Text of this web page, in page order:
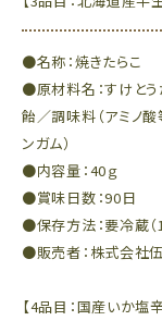
●名称：焼きたらこ
●原材料名：すけとう
飴／調味料（アミノ酸
ンガム）
●内容量：40ｇ
●賞味日数：90日
●保存方法：要冷蔵
●販売者：株式会社
【4品目：国産いか塩辛